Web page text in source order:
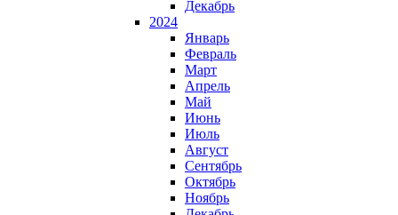
Декабрь
2024
Январь
Февраль
Март
Апрель
Май
Июнь
Июль
Август
Сентябрь
Октябрь
Ноябрь